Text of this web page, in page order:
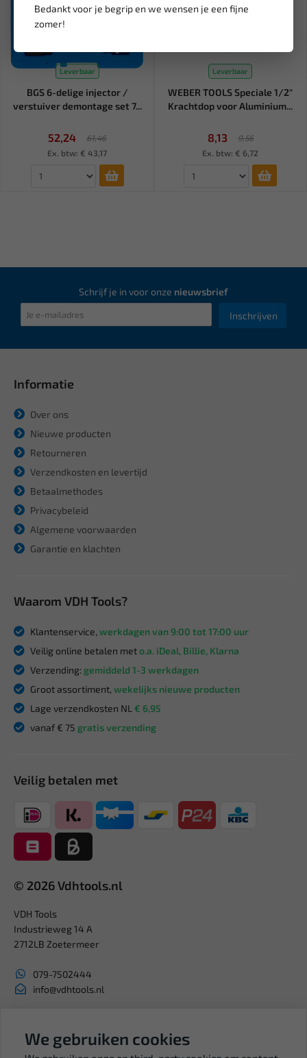
Bedankt voor je begrip en we wensen je een fijne
zomer!
Leverbaar
BGS 6-delige injector /
verstuiver demontage set 7...
52,24
61,46
Ex. btw: € 43,17
Leverbaar
WEBER TOOLS Speciale 1/2"
Krachtdop voor Aluminium...
8,13
9,56
Ex. btw: € 6,72
Schrijf je in voor onze nieuwsbrief
Inschrijven
Informatie
Over ons
Nieuwe producten
Retourneren
Verzendkosten en levertijd
Betaalmethodes
Privacybeleid
Algemene voorwaarden
Garantie en klachten
Waarom VDH Tools?
Klantenservice, werkdagen van 9:00 tot 17:00 uur
Veilig online betalen meto.a. iDeal, Billie, Klarna
Verzending: gemiddeld 1-3 werkdagen
Groot assortiment, wekelijks nieuwe producten
Lage verzendkosten NL € 6,95
vanaf € 75 gratis verzending
Veilig betalen met
© 2026 Vdhtools.nl
VDH Tools
Industrieweg 14 A
2712LB Zoetermeer
079-7502444
info@vdhtools.nl
BTW: NL819958657B01
We gebruiken cookies